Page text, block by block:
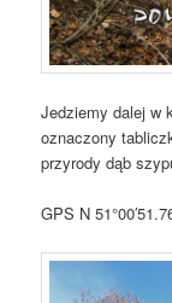
Jedziemy dalej w
oznaczony
przyrody dąb
GPS N